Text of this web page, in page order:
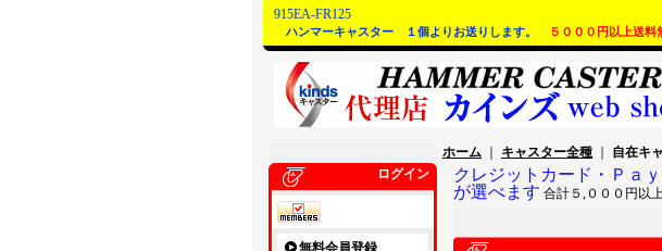
915EA-FR125
ハンマーキャスター １個よりお送りします。 ５０００円以上送料
ログイン
無料会員登録
ホーム キャスター全種 自在キ
クレジットカード・Ｐａ
が選べます 合計５,０００円以